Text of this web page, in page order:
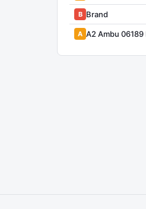
B Brand
A A2 Ambu